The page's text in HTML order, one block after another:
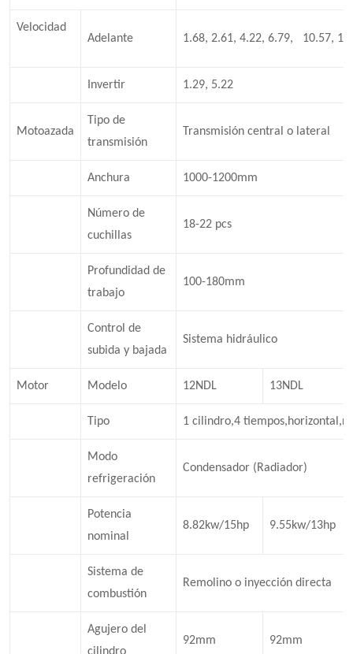
Velocidad
Adelante
1.68, 2.61, 4.22, 6.79, 10.57,
Invertir 1.29, 5.22
Motoazada
Tipo de
transmisión
Transmisión central o lateral
Anchura 1000-1200mm
Número de
cuchillas
18-22 pcs
Profundidad de
trabajo
100-180mm
Control de
subida y bajada
Sistema hidráulico
Motor Modelo 12NDL 13NDL
Tipo 1 cilindro,4
Modo
refrigeración
Condensador (Radiador)
Potencia
nominal
8.82kw/15hp 9.55kw/13hp
Sistema de
combustión
Remolino o inyección directa
Agujero del
92mm 92mm